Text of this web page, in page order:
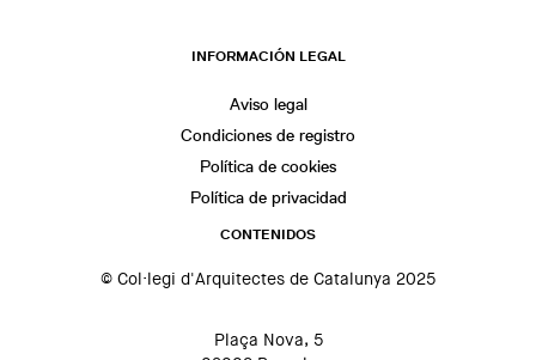
INFORMACIÓN LEGAL
Aviso legal
Condiciones de registro
Política de cookies
Política de privacidad
CONTENIDOS
© Col·legi d'Arquitectes de Catalunya 2025
Plaça Nova, 5